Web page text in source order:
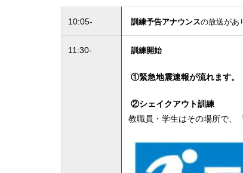
10:05- 訓練予告アナウンスの放送があ
11:30- 訓練開始
①緊急地震速報が流れます。
②シェイクアウト訓練
教職員・学生はその場所で、